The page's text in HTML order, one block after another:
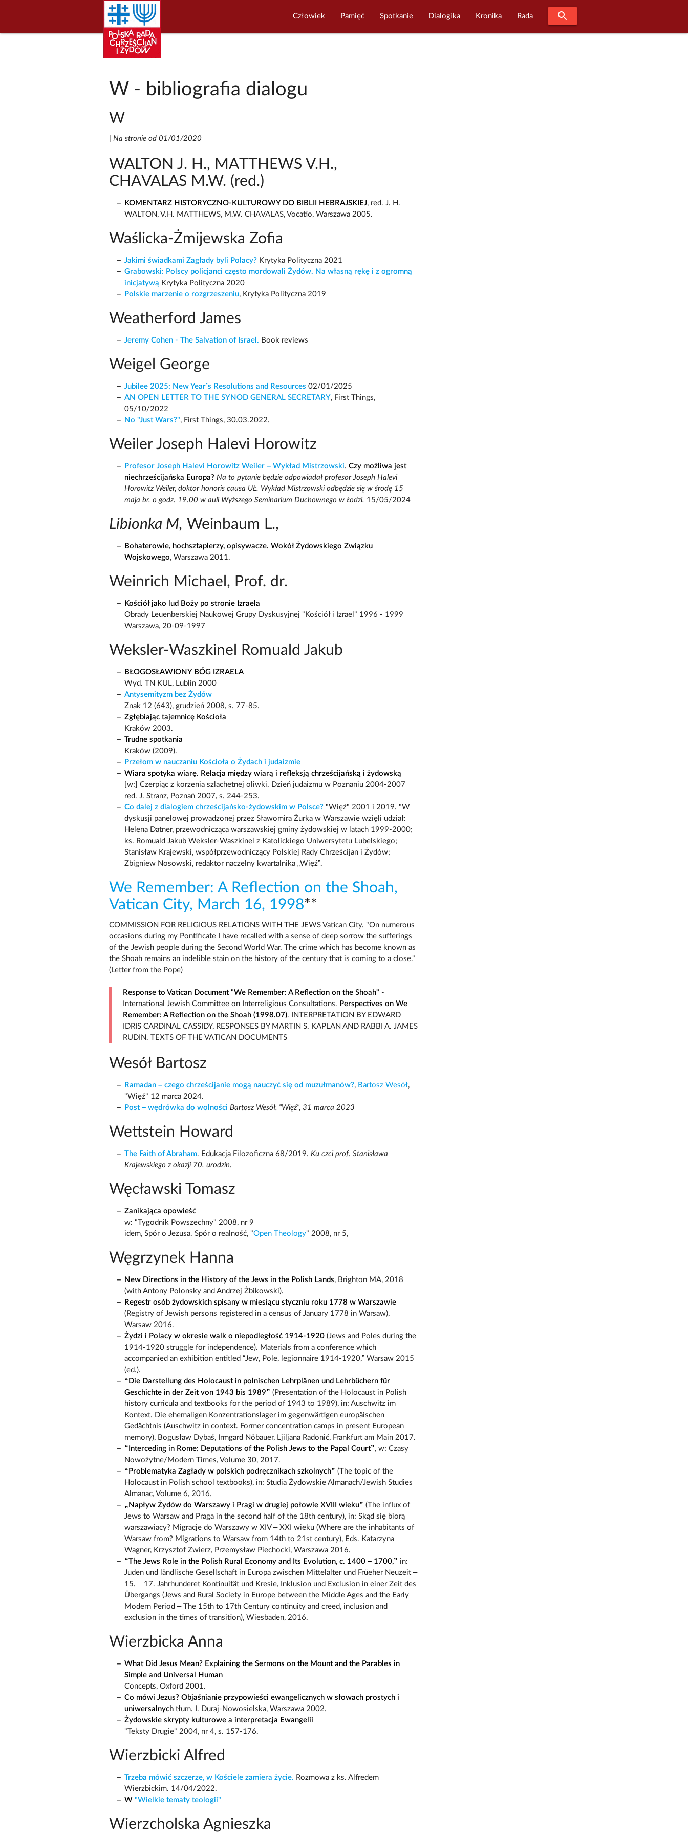
Człowiek Pamięć Spotkanie Dialogika Kronika Rada search
W - bibliografia dialogu
W
Na stronie od 01/01/2020
WALTON J. H., MATTHEWS V.H.,
CHAVALAS M.W. (red.)
KOMENTARZ HISTORYCZNO-KULTUROWY DO BIBLII HEBRAJSKIEJ, red. J. H.
WALTON, V.H. MATTHEWS, M.W. CHAVALAS, Vocatio, Warszawa 2005.
Waślicka-Żmijewska Zofia
Jakimi świadkami Zagłady byli Polacy?Krytyka Polityczna 2021
Grabowski: Polscy policjanci często mordowali Żydów. Na własną rękę i z ogromną
inicjatywą Krytyka Polityczna 2020
Polskie marzenie o rozgrzeszeniu, Krytyka Polityczna 2019
Weatherford James
Jeremy Cohen - The Salvation of Israel. Book reviews
Weigel George
Jubilee 2025: New Year’s Resolutions and Resources 02/01/2025
AN OPEN LETTER TO THE SYNOD GENERAL SECRETARY, First Things,
05/10/2022
No "Just Wars?", First Things, 30.03.2022.
Weiler Joseph Halevi Horowitz
Profesor Joseph Halevi Horowitz Weiler – Wykład Mistrzowski. Czy możliwa jest
niechrześcijańska Europa? Na to pytanie będzie odpowiadał profesor Joseph Halevi
Horowitz Weiler, doktor honoris causa UŁ. Wykład Mistrzowski odbędzie się w środę 15
maja br. o godz. 19.00 w auli Wyższego Seminarium Duchownego w Łodzi. 15/05/2024
Libionka M, Weinbaum L.,
Bohaterowie, hochsztaplerzy, opisywacze. Wokół Żydowskiego Związku
Wojskowego, Warszawa 2011.
Weinrich Michael, Prof. dr.
Kościół jako lud Boży po stronie Izraela
Obrady Leuenberskiej Naukowej Grupy Dyskusyjnej "Kościół i Izrael" 1996 - 1999
Warszawa, 20-09-1997
Weksler-Waszkinel Romuald Jakub
BŁOGOSŁAWIONY BÓG IZRAELA
Wyd. TN KUL, Lublin 2000
Antysemityzm bez Żydów
Znak 12 (643), grudzień 2008, s. 77-85.
Zgłębiając tajemnicę Kościoła
Kraków 2003.
Trudne spotkania
Kraków (2009).
Przełom w nauczaniu Kościoła o Żydach i judaizmie
Wiara spotyka wiarę. Relacja między wiarą i refleksją chrześcijańską i żydowską
[w:] Czerpiąc z korzenia szlachetnej oliwki. Dzień judaizmu w Poznaniu 2004-2007
red. J. Stranz, Poznań 2007, s. 244-253.
Co dalej z dialogiem chrześcijańsko-żydowskim w Polsce?"Więź" 2001 i 2019. "W
dyskusji panelowej prowadzonej przez Sławomira Żurka w Warszawie wzięli udział:
Helena Datner, przewodnicząca warszawskiej gminy żydowskiej w latach 1999-2000;
ks. Romuald Jakub Weksler-Waszkinel z Katolickiego Uniwersytetu Lubelskiego;
Stanisław Krajewski, współprzewodniczący Polskiej Rady Chrześcijan i Żydów;
Zbigniew Nosowski, redaktor naczelny kwartalnika „Więź”.
We Remember: A Reflection on the Shoah,
Vatican City, March 16, 1998**
COMMISSION FOR RELIGIOUS RELATIONS WITH THE JEWS Vatican City. "On numerous
occasions during my Pontificate I have recalled with a sense of deep sorrow the sufferings
of the Jewish people during the Second World War. The crime which has become known as
the Shoah remains an indelible stain on the history of the century that is coming to a close."
(Letter from the Pope)
Response to Vatican Document "We Remember: A Reflection on the Shoah" -
International Jewish Committee on Interreligious Consultations. Perspectives on We
Remember: A Reflection on the Shoah (1998.07). INTERPRETATION BY EDWARD
IDRIS CARDINAL CASSIDY, RESPONSES BY MARTIN S. KAPLAN AND RABBI A. JAMES
RUDIN. TEXTS OF THE VATICAN DOCUMENTS
Wesół Bartosz
Ramadan – czego chrześcijanie mogą nauczyć się od muzułmanów?, Bartosz Wesół,
"Więź" 12 marca 2024.
Post – wędrówka do wolności Bartosz Wesół, "Więź", 31 marca 2023
Wettstein Howard
The Faith of Abraham. Edukacja Filozoficzna 68/2019. Ku czci prof. Stanisława
Krajewskiego z okazji 70. urodzin.
Węcławski Tomasz
Zanikająca opowieść
w: "Tygodnik Powszechny" 2008, nr 9
idem, Spór o Jezusa. Spór o realność, "Open Theology" 2008, nr 5,
Węgrzynek Hanna
New Directions in the History of the Jews in the Polish Lands, Brighton MA, 2018
(with Antony Polonsky and Andrzej Żbikowski).
Regestr osób żydowskich spisany w miesiącu styczniu roku 1778 w Warszawie
(Registry of Jewish persons registered in a census of January 1778 in Warsaw),
Warsaw 2016.
Żydzi i Polacy w okresie walk o niepodległość 1914-1920(Jews and Poles during the
1914-1920 struggle for independence). Materials from a conference which
accompanied an exhibition entitled “Jew, Pole, legionnaire 1914-1920,” Warsaw 2015
(ed.).
“Die Darstellung des Holocaust in polnischen Lehrplänen und Lehrbüchern für
Geschichte in der Zeit von 1943 bis 1989” (Presentation of the Holocaust in Polish
history curricula and textbooks for the period of 1943 to 1989), in: Auschwitz im
Kontext. Die ehemaligen Konzentrationslager im gegenwärtigen europäischen
Gedächtnis (Auschwitz in context. Former concentration camps in present European
memory), Bogusław Dybaś, Irmgard Nöbauer, Ljiljana Radonić, Frankfurt am Main 2017.
“Interceding in Rome: Deputations of the Polish Jews to the Papal Court”, w: Czasy
Nowożytne/Modern Times, Volume 30, 2017.
“Problematyka Zagłady w polskich podręcznikach szkolnych” (The topic of the
Holocaust in Polish school textbooks), in: Studia Żydowskie Almanach/Jewish Studies
Almanac, Volume 6, 2016.
„Napływ Żydów do Warszawy i Pragi w drugiej połowie XVIII wieku” (The influx of
Jews to Warsaw and Praga in the second half of the 18th century), in: Skąd się biorą
warszawiacy? Migracje do Warszawy w XIV – XXI wieku (Where are the inhabitants of
Warsaw from? Migrations to Warsaw from 14th to 21st century), Eds. Katarzyna
Wagner, Krzysztof Zwierz, Przemysław Piechocki, Warszawa 2016.
“The Jews Role in the Polish Rural Economy and Its Evolution, c. 1400 – 1700,” in:
Juden und ländlische Gesellschaft in Europa zwischen Mittelalter und Früeher Neuzeit –
15. – 17. Jahrhunderet Kontinuität und Kresie, Inklusion und Exclusion in einer Zeit des
Übergangs (Jews and Rural Society in Europe between the Middle Ages and the Early
Modern Period – The 15th to 17th Century continuity and creed, inclusion and
exclusion in the times of transition), Wiesbaden, 2016.
Wierzbicka Anna
What Did Jesus Mean? Explaining the Sermons on the Mount and the Parables in
Simple and Universal Human
Concepts, Oxford 2001.
Co mówi Jezus? Objaśnianie przypowieści ewangelicznych w słowach prostych i
uniwersalnychtłum. I. Duraj-Nowosielska, Warszawa 2002.
Żydowskie skrypty kulturowe a interpretacja Ewangelii
"Teksty Drugie" 2004, nr 4, s. 157-176.
Wierzbicki Alfred
Trzeba mówić szczerze, w Kościele zamiera życie. Rozmowa z ks. Alfredem
Wierzbickim. 14/04/2022.
W "Wielkie tematy teologii"
Wierzcholska Agnieszka